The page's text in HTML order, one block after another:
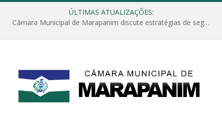
ÚLTIMAS ATUALIZAÇÕES:
Câmara Municipal de Marapanim discute estratégias de segurança com autoridades e poder executivo